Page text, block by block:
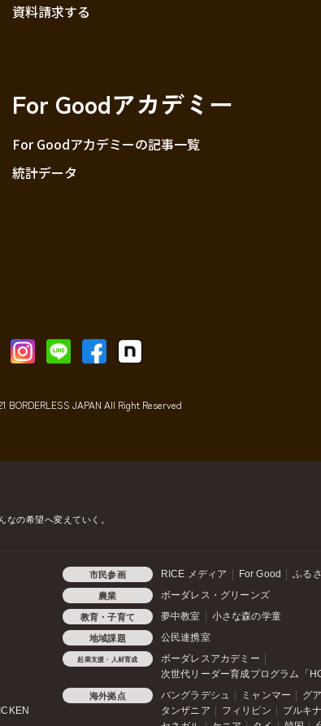
資料請求する
For Goodアカデミー
For Goodアカデミーの記事一覧
統計データ
BORDERLESS JAPAN All Right Reserved
なの希望へ変えていく。
市民参画 RICE メディア For Good ふる
農業 ボーダレス・グリーンズ
教育・子育て 夢中教室 小さな森の学童
地域課題 公民連携室
起業支援・人材育成
ボーダレスアカデミー
次世代リーダー育成プログラム「
海外拠点 バングラデシュ ミャンマー グ
タンザニア
フィリピン ブルキ